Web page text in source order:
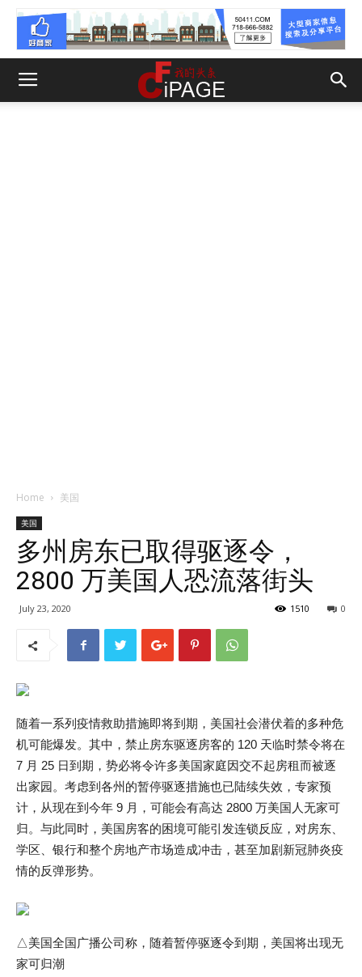
Home 美国
美国
多州房东已取得驱逐令，
2800 万美国人恐流落街头
July 23, 2020 0
1510
随着一系列疫情救助措施即将到期，美国社会潜伏着的多种危
机可能爆发。其中，禁止房东驱逐房客的 120 天临时禁令将在
7 月 25 日到期，势必将令许多美国家庭因交不起房租而被逐
出家园。考虑到各州的暂停驱逐措施也已陆续失效，专家预
计，从现在到今年 9 月，可能会有高达 2800 万美国人无家可
归。与此同时，美国房客的困境可能引发连锁反应，对房东、
学区、银行和整个房地产市场造成冲击，甚至加剧新冠肺炎疫
情的反弹形势。
△美国全国广播公司称，随着暂停驱逐令到期，美国将出现无
家可归潮